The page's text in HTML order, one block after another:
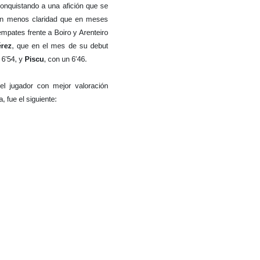
a una afición que se
menos claridad que en meses
frente a Boiro y Arenteiro
, que en el mes de su debut
y Piscu, con un 6'46.
jugador con mejor valoración
fue el siguiente: